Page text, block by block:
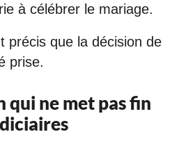
à célébrer le mariage.
précis que la décision de
prise.
qui ne met pas fin